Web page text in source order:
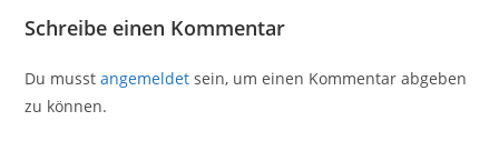
Schreibe einen Kommentar
Du musstangemeldet sein, um einen Kommentar abgeben
zu können.